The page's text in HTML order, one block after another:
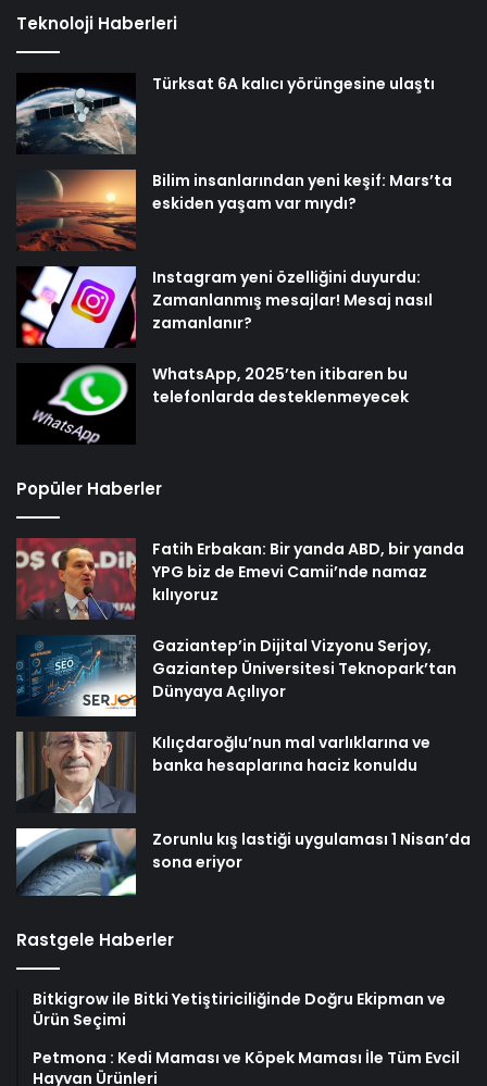
Teknoloji Haberleri
Türksat 6A kalıcı yörüngesine ulaştı
Bilim insanlarından yeni keşif: Mars’ta
eskiden yaşam var mıydı?
Instagram yeni özelliğini duyurdu:
Zamanlanmış mesajlar! Mesaj nasıl
zamanlanır?
WhatsApp, 2025’ten itibaren bu
telefonlarda desteklenmeyecek
Popüler Haberler
Fatih Erbakan: Bir yanda ABD, bir yanda
YPG biz de Emevi Camii’nde namaz
kılıyoruz
Gaziantep’in Dijital Vizyonu Serjoy,
Gaziantep Üniversitesi Teknopark’tan
Dünyaya Açılıyor
Kılıçdaroğlu’nun mal varlıklarına ve
banka hesaplarına haciz konuldu
Zorunlu kış lastiği uygulaması 1 Nisan’da
sona eriyor
Rastgele Haberler
Bitkigrow ile Bitki Yetiştiriciliğinde Doğru Ekipman ve
Ürün Seçimi
Petmona : Kedi Maması ve Köpek Maması İle Tüm Evcil
Hayvan Ürünleri